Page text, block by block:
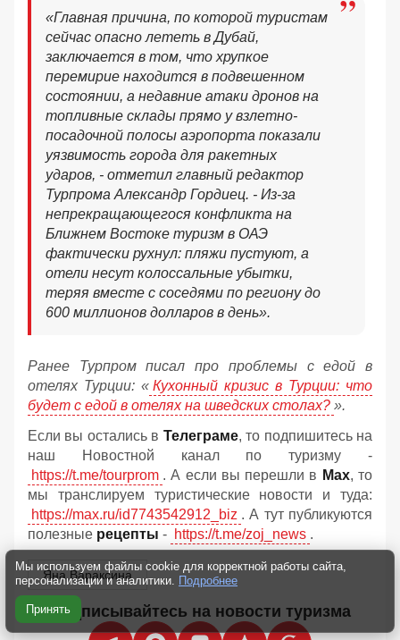
«Главная причина, по которой туристам
сейчас опасно лететь в Дубай,
заключается в том, что хрупкое
перемирие находится в подвешенном
состоянии, а недавние атаки дронов на
топливные склады прямо у взлетно-
посадочной полосы аэропорта показали
уязвимость города для ракетных
ударов, - отметил главный редактор
Турпрома Александр Гордиец. - Из-за
непрекращающегося конфликта на
Ближнем Востоке туризм в ОАЭ
фактически рухнул: пляжи пустуют, а
отели несут колоссальные убытки,
теряя вместе с соседями по региону до
600 миллионов долларов в день».
Ранее Турпром писал про проблемы с едой в
отелях Турции: « Кухонный кризис в Турции: что
будет с едой в отелях на шведских столах? ».
Если вы остались в Телеграме, то подпишитесь на
наш Новостной канал по туризму -
https://t.me/tourprom . А если вы перешли в Мах, то
мы транслируем туристические новости и туда:
https://max.ru/id7743542912_biz . А тут публикуются
полезные рецепты - https://t.me/zoj_news .
Яна Вараксина
Подписывайтесь на новости туризма
Мы используем файлы cookie для корректной работы сайта,
персонализации и аналитики. Подробнее
Принять